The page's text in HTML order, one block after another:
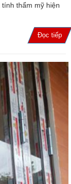
thẩm mỹ hiện
Đọc tiếp